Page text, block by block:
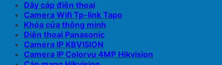
Dây cáp điện thoại
Camera Wifi Tp-link Tapo
Khóa cửa thông minh
Điện thoại Panasonic
Camera IP KBVISION
Camera IP Colorvu 4MP Hikvision